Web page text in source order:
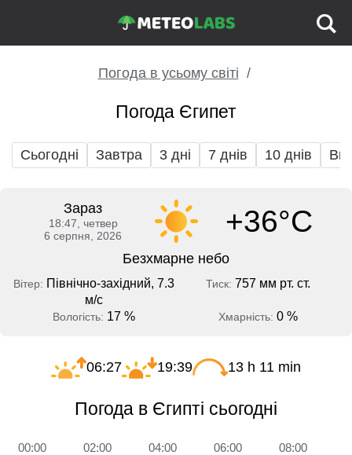
Погода в усьому світі
Погода Єгипет
Сьогодні Завтра 3 дні 7 днів 10 днів
Зараз
18:47, четвер
6 серпня, 2026
+36°C
Безхмарне небо
Вітер: Північно-західний, 7.3
м/с
Тиск: 757 мм рт. ст.
Вологість: 17 % Хмарність: 0 %
06:27 19:39 13 h 11 min
Погода в Єгипті сьогодні
00:00 02:00 04:00 06:00 08:00